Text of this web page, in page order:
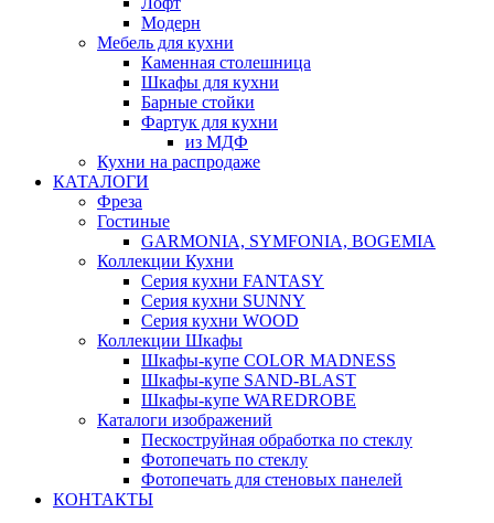
Модерн
Мебель для кухни
Каменная столешница
Шкафы для кухни
Барные стойки
Фартук для кухни
из МДФ
Кухни на распродаже
КАТАЛОГИ
Фреза
Гостиные
GARMONIA, SYMFONIA, BOGEMIA
Коллекции Кухни
Серия кухни FANTASY
Серия кухни SUNNY
Серия кухни WOOD
Коллекции Шкафы
Шкафы-купе COLOR MADNESS
Шкафы-купе SAND-BLAST
Шкафы-купе WAREDROBE
Каталоги изображений
Пескоструйная обработка по стеклу
Фотопечать по стеклу
Фотопечать для стеновых панелей
КОНТАКТЫ